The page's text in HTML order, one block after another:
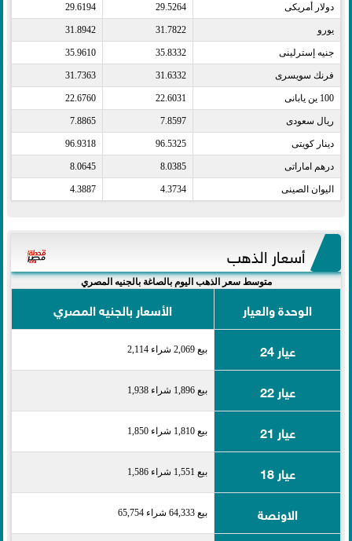
دولار أمريكى​ 29.5264
29.6194
يورو​ 31.7822
31.8942
جنيه إسترلينى​ 35.8332
35.9610
فرنك سويسرى​ 31.6332
31.7363
100 ين يابانى​ 22.6031
22.6760
ريال سعودى​ 7.8597
7.8865
دينار كويتى​ 96.5325
96.9318
درهم اماراتى​ 8.0385
8.0645
اليوان الصينى​ 4.3734
4.3887
أسعار الذهب
متوسط سعر الذهب اليوم بالصاغة بالجنيه المصري
الوحدة والعيار
الأسعار بالجنيه المصري
عيار 24
بيع 2,069 شراء 2,114
عيار 22 بيع 1,896 شراء 1,938
عيار 21 بيع 1,810 شراء 1,850
عيار 18 بيع 1,551 شراء 1,586
الاونصة بيع 64,333 شراء 65,754